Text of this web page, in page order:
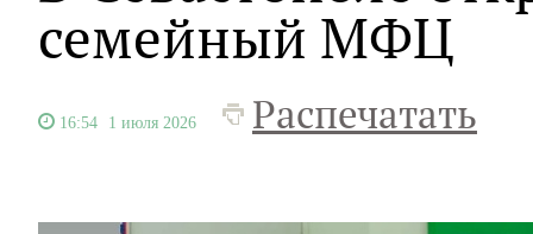
семейный МФЦ
16:54 1 июля 2026 Распечатать